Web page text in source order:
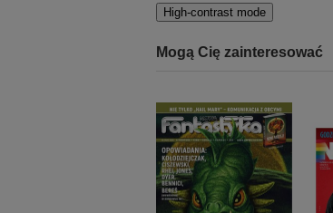
High-contrast mode
Mogą Cię zainteresować